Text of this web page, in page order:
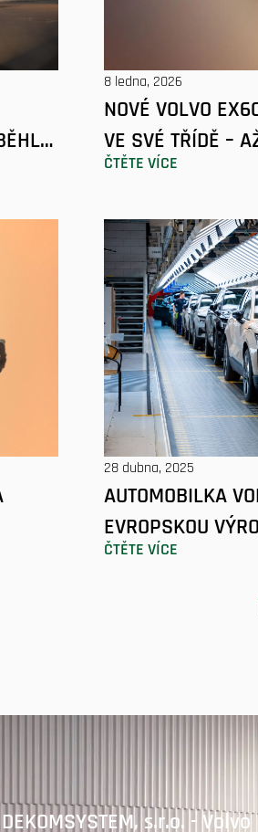
8 ledna, 2026
NOVÉ VOLVO
VE SVÉ TŘÍDĚ –
ČTĚTE VÍCE
28 dubna, 2025
AUTOMOBILKA
EVROPSKOU
PRODÁVANÉHO
ČTĚTE VÍCE
DEKOMSYSTEM, s.r.o. - Volvo